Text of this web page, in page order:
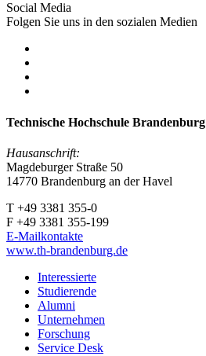
Social Media
Folgen Sie uns in den sozialen Medien
Technische Hochschule Brandenburg
Hausanschrift:
Magdeburger Straße 50
14770 Brandenburg an der Havel
T +49 3381 355-0
F +49 3381 355-199
E-Mailkontakte
www.th-brandenburg.de
Interessierte
Studierende
Alumni
Unternehmen
Forschung
Service Desk